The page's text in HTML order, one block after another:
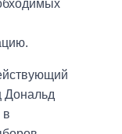
Дональд